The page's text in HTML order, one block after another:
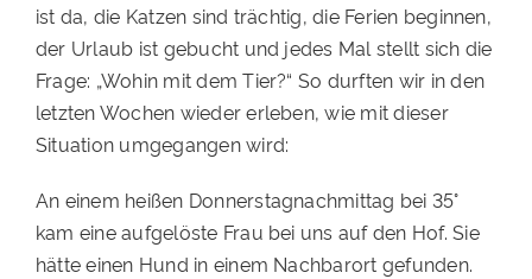
ist da, die Katzen sind trächtig, die Ferien beginnen,
der Urlaub ist gebucht und jedes Mal stellt sich die
Frage: „Wohin mit dem Tier?“ So durften wir in den
letzten Wochen wieder erleben, wie mit dieser
Situation umgegangen wird:
An einem heißen Donnerstagnachmittag bei 35°
kam eine aufgelöste Frau bei uns auf den Hof. Sie
hätte einen Hund in einem Nachbarort gefunden.